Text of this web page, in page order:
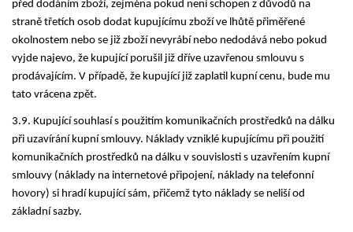
před dodáním zboží, zejména pokud není schopen z důvodů na
straně třetích osob dodat kupujícímu zboží ve lhůtě přiměřené
okolnostem nebo se již zboží nevyrábí nebo nedodává nebo pokud
vyjde najevo, že kupující porušil již dříve uzavřenou smlouvu s
prodávajícím. V případě, že kupující již zaplatil kupní cenu, bude mu
tato vrácena zpět.
3.9. Kupující souhlasí s použitím komunikačních prostředků na dálku
při uzavírání kupní smlouvy. Náklady vzniklé kupujícímu při použití
komunikačních prostředků na dálku v souvislosti s uzavřením kupní
smlouvy (náklady na internetové připojení, náklady na telefonní
hovory) si hradí kupující sám, přičemž tyto náklady se neliší od
základní sazby.